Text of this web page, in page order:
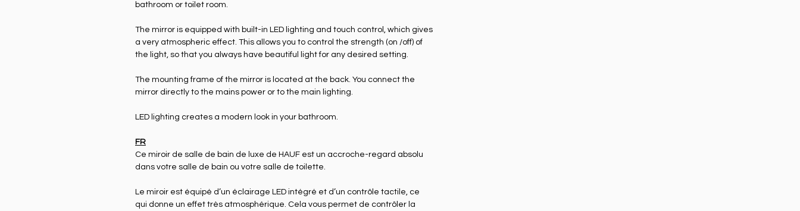
bathroom or toilet room.
The mirror is equipped with built-in LED lighting and touch control, which gives
a very atmospheric effect. This allows you to control the strength (on /off) of
the light, so that you always have beautiful light for any desired setting.
The mounting frame of the mirror is located at the back. You connect the
mirror directly to the mains power or to the main lighting.
LED lighting creates a modern look in your bathroom.
FR
Ce miroir de salle de bain de luxe de HAUF est un accroche-regard absolu
dans votre salle de bain ou votre salle de toilette.
Le miroir est équipé d’un éclairage LED intégré et d’un contrôle tactile, ce
qui donne un effet très atmosphérique. Cela vous permet de contrôler la